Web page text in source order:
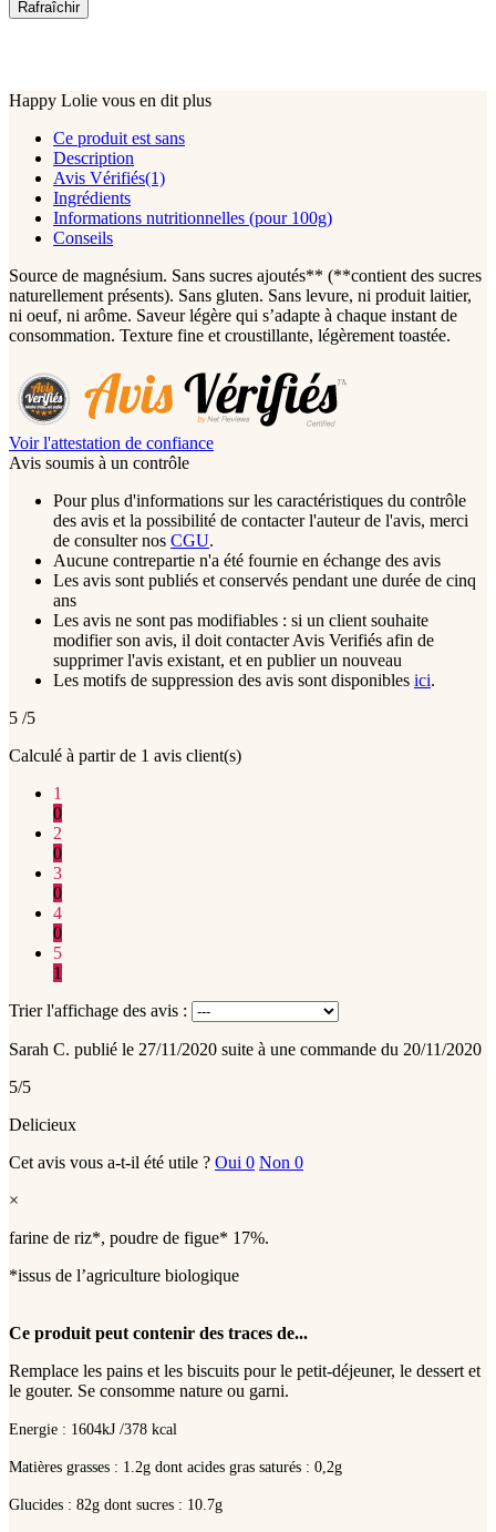
Happy Lolie vous en dit plus
Ce produit est sans
Description
Avis Vérifiés(1)
Ingrédients
Informations nutritionnelles (pour 100g)
Conseils
Source de magnésium. Sans sucres ajoutés** (**contient des sucres
naturellement présents). Sans gluten. Sans levure, ni produit laitier,
ni oeuf, ni arôme. Saveur légère qui s’adapte à chaque instant de
consommation. Texture fine et croustillante, légèrement toastée.
Voir l'attestation de confiance
Avis soumis à un contrôle
Pour plus d'informations sur les caractéristiques du contrôle
des avis et la possibilité de contacter l'auteur de l'avis, merci
de consulter nos CGU.
Aucune contrepartie n'a été fournie en échange des avis
Les avis sont publiés et conservés pendant une durée de cinq
ans
Les avis ne sont pas modifiables : si un client souhaite
modifier son avis, il doit contacter Avis Verifiés afin de
supprimer l'avis existant, et en publier un nouveau
Les motifs de suppression des avis sont disponibles ici.
5 /5
Calculé à partir de 1 avis client(s)
1
0
2
0
3
0
4
0
5
1
Trier l'affichage des avis :
Sarah C. publié le 27/11/2020 suite à une commande du 20/11/2020
5/5
Delicieux
Cet avis vous a-t-il été utile ? Oui 0 Non 0
×
farine de riz*, poudre de figue* 17%.
*issus de l’agriculture biologique
Ce produit peut contenir des traces de...
Remplace les pains et les biscuits pour le petit-déjeuner, le dessert et
le gouter. Se consomme nature ou garni.
Energie : 1604kJ /378 kcal
Matières grasses : 1.2g dont acides gras saturés : 0,2g
Glucides : 82g dont sucres : 10.7g